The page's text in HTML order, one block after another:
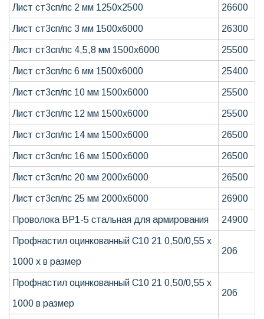
Лист ст3сп/пс 2 мм 1250х2500 26600
Лист ст3сп/пс 3 мм 1500х6000 26300
Лист ст3сп/пс 4,5,8 мм 1500х6000 25500
Лист ст3сп/пс 6 мм 1500х6000 25400
Лист ст3сп/пс 10 мм 1500х6000 25500
Лист ст3сп/пс 12 мм 1500х6000 25500
Лист ст3сп/пс 14 мм 1500х6000 26500
Лист ст3сп/пс 16 мм 1500х6000 26500
Лист ст3сп/пс 20 мм 2000х6000 26500
Лист ст3сп/пс 25 мм 2000х6000 26900
Проволока ВР1-5 стальная для армирования 24900
Профнастил оцинкованный С10 21 0,50/0,55 х
1000 х в размер
206
Профнастил оцинкованный С10 21 0,50/0,55 х
1000 в размер
206